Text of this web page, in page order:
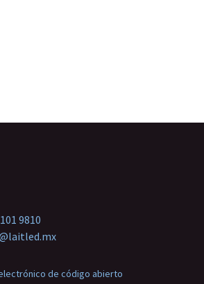
9810
de código abierto